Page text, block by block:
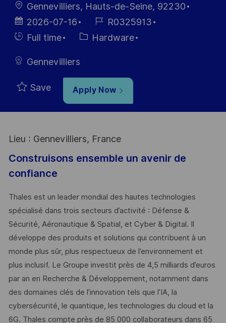
LocationGennevilliers, Hauts-de-Seine, 92230
Posted
Date
2026-07-16
Job
Id
R0325913
HiringFull time CategoryHardware
Gennevilliers
Save Apply Now
Lieu : Gennevilliers, France
Construisons ensemble un avenir de
confiance
Thales est un leader mondial des hautes technologies
spécialisé dans trois secteurs d’activité : Défense &
Sécurité, Aéronautique & Spatial, et Cyber & Digital. Il
développe des produits et solutions qui contribuent à un
monde plus sûr, plus respectueux de l’environnement et
plus inclusif. Le Groupe investit près de 4,5 milliards d’euros
par an en Recherche & Développement, notamment dans
des domaines clés de l’innovation tels que l’IA, la
cybersécurité, le quantique, les technologies du cloud et la
6G. Thales compte près de 85 000 collaborateurs dans 65